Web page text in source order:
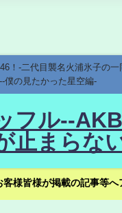
！-二代目襲名火浦氷子の
僕の見たかった星空編-
フル--
止まらな
客様皆様が掲載の記事等